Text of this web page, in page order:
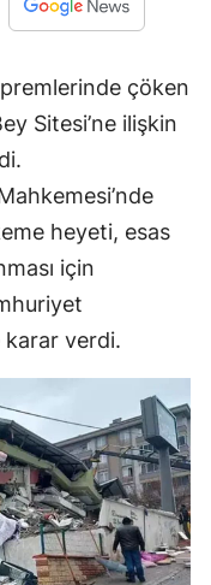
çöken
Sitesi’ne ilişkin
heyeti, esas
için
karar verdi.